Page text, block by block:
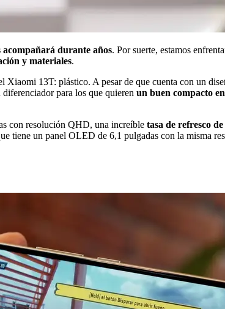
acompañará durante años. Por suerte, estamos
y materiales.
Xiaomi 13T: plástico. A pesar de que cuenta con un
para los que quieren un buen compacto
con resolución QHD, una increíble tasa de refresco
tiene un panel OLED de 6,1 pulgadas con la misma